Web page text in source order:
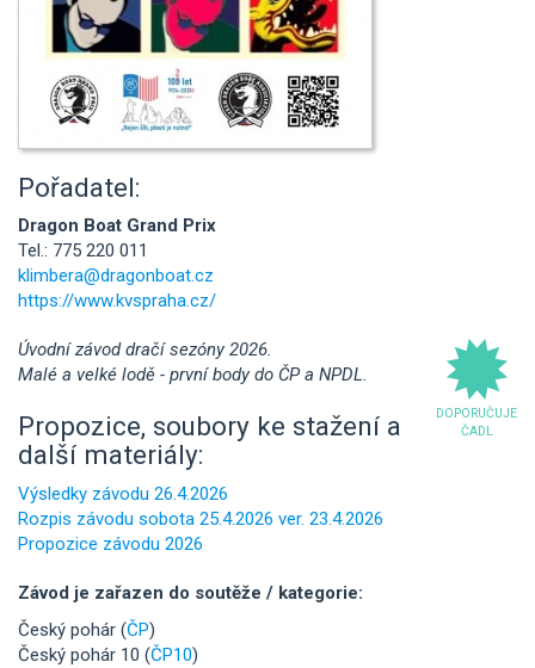
Pořadatel:
Dragon Boat Grand Prix
Tel.: 775 220 011
klimbera@dragonboat.cz
https://www.kvspraha.cz/
DOPORUČUJE
ČADL
Úvodní závod dračí sezóny 2026.
Malé a velké lodě - první body do ČP a NPDL.
Propozice, soubory ke stažení a
další materiály:
Výsledky závodu 26.4.2026
Rozpis závodu sobota 25.4.2026 ver. 23.4.2026
Propozice závodu 2026
Závod je zařazen do soutěže / kategorie:
Český pohár (ČP)
Český pohár 10 (ČP10)